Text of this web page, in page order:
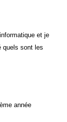
et je
quels sont les
année